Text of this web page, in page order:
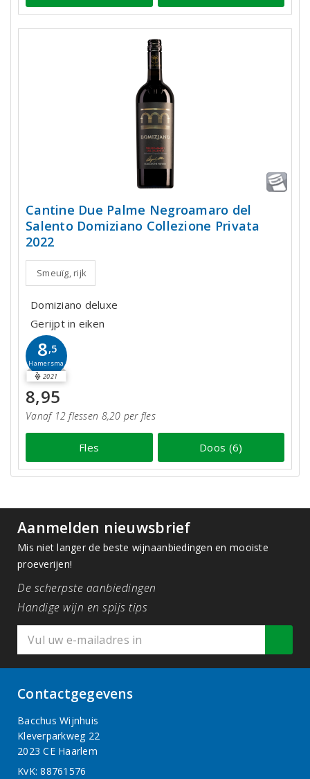
Cantine Due Palme Negroamaro del
Salento Domiziano Collezione Privata
2022
Smeuïg, rijk
Domiziano deluxe
Gerijpt in eiken
8,5
Hamersma
2021
8,95
Vanaf 12 flessen 8,20 per fles
Fles Doos (6)
Aanmelden nieuwsbrief
Mis niet langer de beste wijnaanbiedingen en mooiste
proeverijen!
De scherpste aanbiedingen
Handige wijn en spijs tips
Contactgegevens
Bacchus Wijnhuis
Kleverparkweg 22
2023 CE Haarlem
KvK: 88761576